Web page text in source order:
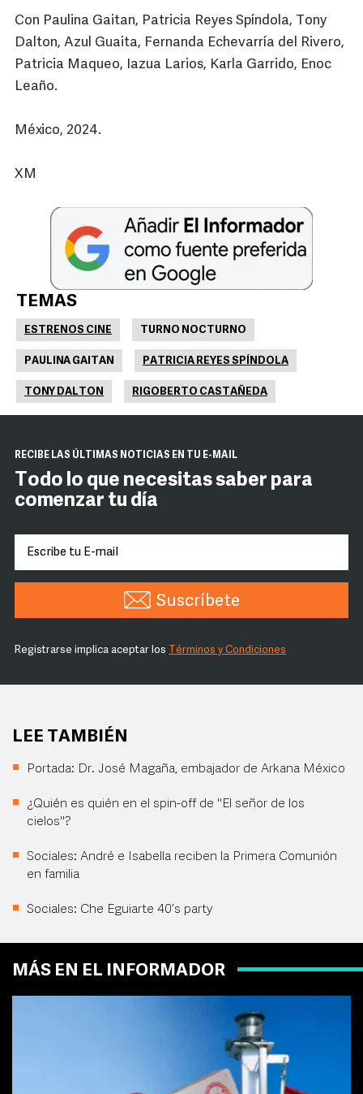
Con Paulina Gaitan, Patricia Reyes Spíndola, Tony
Dalton, Azul Guaita, Fernanda Echevarría del Rivero,
Patricia Maqueo, Iazua Larios, Karla Garrido, Enoc
Leaño.
México, 2024.
XM
TEMAS
ESTRENOS CINE TURNO NOCTURNO
PAULINA GAITAN PATRICIA REYES SPÍNDOLA
TONY DALTON RIGOBERTO CASTAÑEDA
RECIBE LAS ÚLTIMAS NOTICIAS EN TU E-MAIL
Todo lo que necesitas saber para
comenzar tu día
Suscríbete
Registrarse implica aceptar los Términos y Condiciones
LEE TAMBIÉN
Portada: Dr. José Magaña, embajador de Arkana México
¿Quién es quién en el spin-off de "El señor de los
cielos"?
Sociales: André e Isabella reciben la Primera Comunión
en familia
Sociales: Che Eguiarte 40’s party
MÁS EN EL INFORMADOR